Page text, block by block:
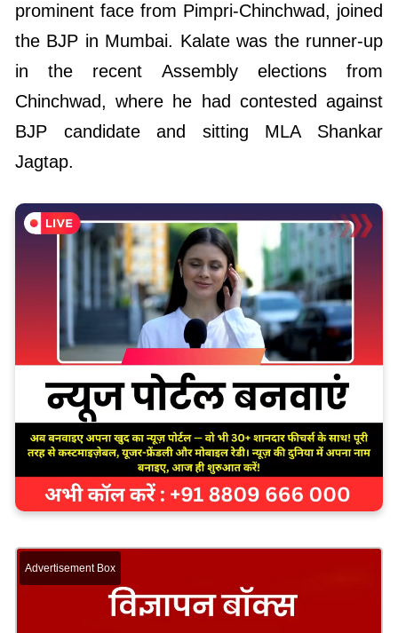
prominent face from Pimpri-Chinchwad, joined
the BJP in Mumbai. Kalate was the runner-up
in the recent Assembly elections from
Chinchwad, where he had contested against
BJP candidate and sitting MLA Shankar
Jagtap.
Advertisement Box